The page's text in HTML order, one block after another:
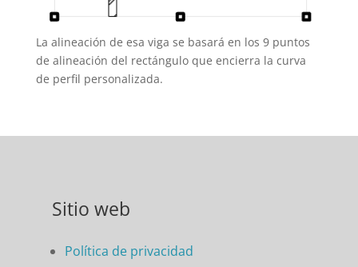
La alineación de esa viga se basará en los 9 puntos
de alineación del rectángulo que encierra la curva
de perfil personalizada.
Sitio web
Política de privacidad